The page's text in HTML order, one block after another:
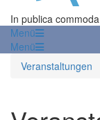
In publica commoda
Menü
Menü
Veranstaltungen